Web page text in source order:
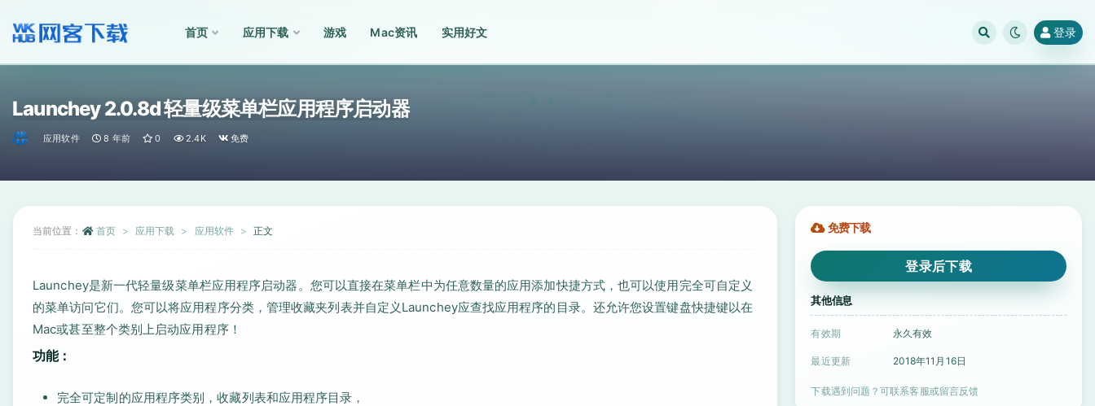
首页 应用下载 游戏 Mac资讯 实用好文 登录
Launchey 2.0.8d 轻量级菜单栏应用程序启动器
应用软件 8 年前 0 2.4K 免费
当前位置： 首页 应用下载 应用软件 正文
Launchey是新一代轻量级菜单栏应用程序启动器。您可以直接在菜单栏中为任意数量的应用添加快捷方式，也可以使用完全可自定义
的菜单访问它们。您可以将应用程序分类，管理收藏夹列表并自定义Launchey应查找应用程序的目录。还允许您设置键盘快捷键以在
Mac或甚至整个类别上启动应用程序！
功能：
完全可定制的应用程序类别，收藏列表和应用程序目录，
免费下载
登录后下载
其他信息
有效期 永久有效
最近更新 2018年11月16日
下载遇到问题？可联系客服或留言反馈